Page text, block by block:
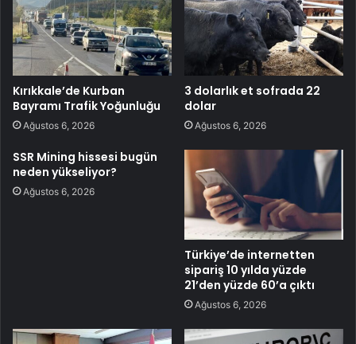
Kırıkkale’de Kurban
Bayramı Trafik Yoğunluğu
Ağustos 6, 2026
3 dolarlık et sofrada 22
dolar
Ağustos 6, 2026
SSR Mining hissesi bugün
neden yükseliyor?
Ağustos 6, 2026
Türkiye’de internetten
sipariş 10 yılda yüzde
21’den yüzde 60’a çıktı
Ağustos 6, 2026